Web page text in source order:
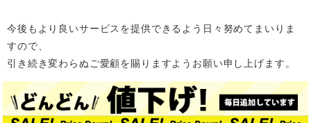
今後もより良いサービスを提供できるよう日々努めてまいりま
すので、
引き続き変わらぬご愛顧を賜りますようお願い申し上げます。